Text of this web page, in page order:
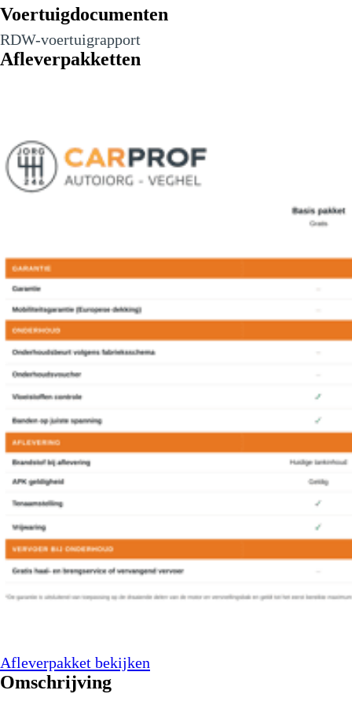
12,3" digitaal combi-instrument
Voertuigdocumenten
RDW-voertuigrapport
Afleverpakketten
Afleverpakket bekijken
Omschrijving